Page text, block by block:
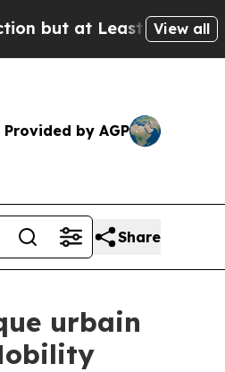
at Least he's out...For a
View all
Provided by AGP
Share
urbain